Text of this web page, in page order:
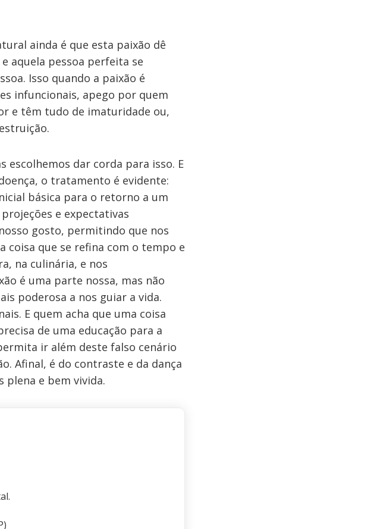
ainda é que esta paixão dê
aquela pessoa perfeita se
Isso quando a paixão é
infuncionais, apego por quem
e têm tudo de imaturidade ou,
escolhemos dar corda para isso. E
o tratamento é evidente:
básica para o retorno a um
e expectativas
gosto, permitindo que nos
coisa que se refina com o tempo e
na culinária, e nos
é uma parte nossa, mas não
poderosa a nos guiar a vida.
E quem acha que uma coisa
de uma educação para a
ir além deste falso cenário
Afinal, é do contraste e da dança
plena e bem vivida.